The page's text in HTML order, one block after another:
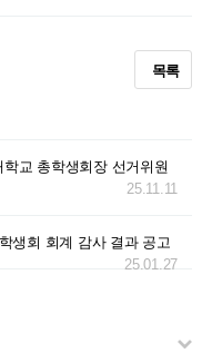
목록
교 총학생회장 선거위원
25.11.11
생회 회계 감사 결과 공고
25.01.27